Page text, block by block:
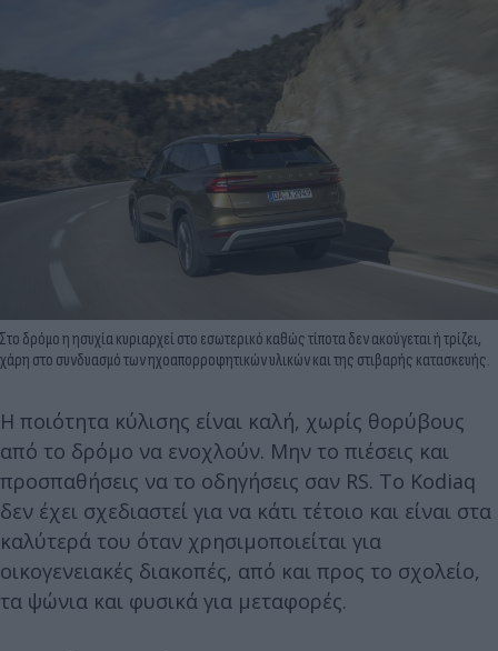
Στο δρόμο η ησυχία κυριαρχεί στο εσωτερικό καθώς τίποτα δεν ακούγεται ή τρίζει,
χάρη στο συνδυασμό των ηχοαπορροφητικών υλικών και της στιβαρής κατασκευής.
Η ποιότητα κύλισης είναι καλή, χωρίς θορύβους
από το δρόμο να ενοχλούν. Μην το πιέσεις και
προσπαθήσεις να το οδηγήσεις σαν RS. Το Kodiaq
δεν έχει σχεδιαστεί για να κάτι τέτοιο και είναι στα
καλύτερά του όταν χρησιμοποιείται για
οικογενειακές διακοπές, από και προς το σχολείο,
τα ψώνια και φυσικά για μεταφορές.